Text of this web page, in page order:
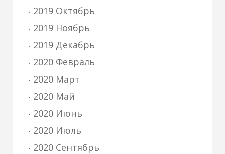
2019 Октябрь
2019 Ноябрь
2019 Декабрь
2020 Февраль
2020 Март
2020 Май
2020 Июнь
2020 Июль
2020 Сентябрь